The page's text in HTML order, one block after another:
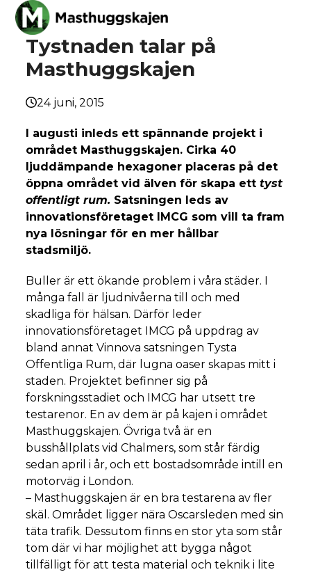
Skip
content
Open
mobile
menu
Close
mobile
menu
Tystnaden talar på
Masthuggskajen
24 juni, 2015
I augusti inleds ett spännande projekt i
området Masthuggskajen. Cirka 40
ljuddämpande hexagoner placeras på det
öppna området vid älven för skapa etttyst
offentligt rum. Satsningen leds av
innovationsföretaget IMCG som vill ta fram
nya lösningar för en mer hållbar
stadsmiljö.
Buller är ett ökande problem i våra städer. I
många fall är ljudnivåerna till och med
skadliga för hälsan. Därför leder
innovationsföretaget IMCG på uppdrag av
bland annat Vinnova satsningen Tysta
Offentliga Rum, där lugna oaser skapas mitt i
staden. Projektet befinner sig på
forskningsstadiet och IMCG har utsett tre
testarenor. En av dem är på kajen i området
Masthuggskajen. Övriga två är en
busshållplats vid Chalmers, som står färdig
sedan april i år, och ett bostadsområde intill en
motorväg i London.
– Masthuggskajen är en bra testarena av fler
skäl. Området ligger nära Oscarsleden med sin
täta trafik. Dessutom finns en stor yta som står
tom där vi har möjlighet att bygga något
tillfälligt för att testa material och teknik i lite